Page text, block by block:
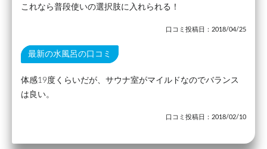
これなら普段使いの選択肢に入れられる！
口コミ投稿日：2018/04/25
最新の水風呂の口コミ
体感19度くらいだが、サウナ室がマイルドなのでバランス
は良い。
口コミ投稿日：2018/02/10